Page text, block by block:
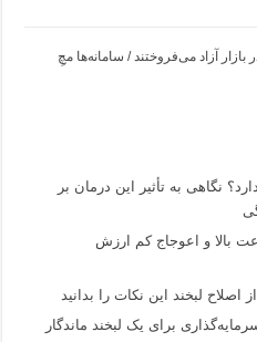
آزاد می‌فروختند / سامانه‌ها مچِ
نگاهی به تأثیر این درمان بر
بالا و اعوجاج کم ارزش
اصلاح لبخند این نکات را بدانید
برای یک لبخند ماندگار